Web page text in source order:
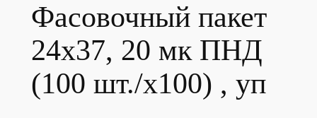
Фасовочный пакет
24х37, 20 мк ПНД
(100 шт./х100) , уп